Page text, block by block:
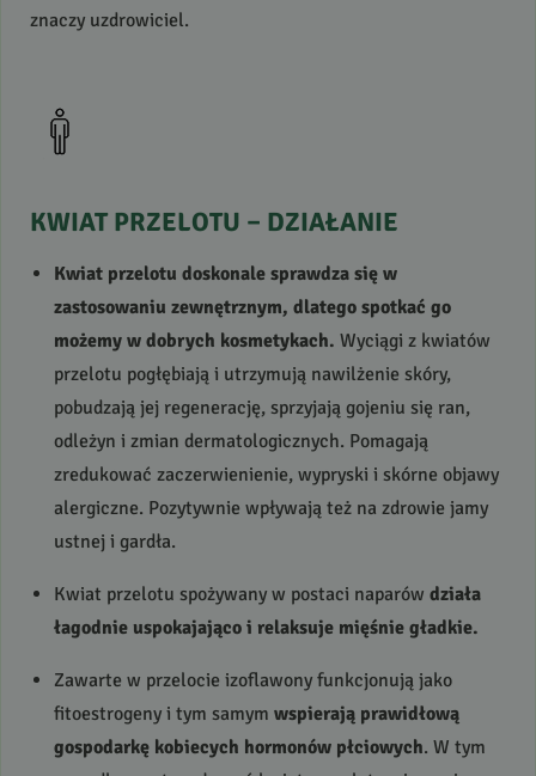
znaczy uzdrowiciel.
KWIAT PRZELOTU – DZIAŁANIE
Kwiat przelotu doskonale sprawdza się w
zastosowaniu zewnętrznym, dlatego spotkać go
możemy w dobrych kosmetykach. Wyciągi z kwiatów
przelotu pogłębiają i utrzymują nawilżenie skóry,
pobudzają jej regenerację, sprzyjają gojeniu się ran,
odleżyn i zmian dermatologicznych. Pomagają
zredukować zaczerwienienie, wypryski i skórne objawy
alergiczne. Pozytywnie wpływają też na zdrowie jamy
ustnej i gardła.
Kwiat przelotu spożywany w postaci naparów działa
łagodnie uspokajająco i relaksuje mięśnie gładkie.
Zawarte w przelocie izoflawony funkcjonują jako
fitoestrogeny i tym samym wspierają prawidłową
gospodarkę kobiecych hormonów płciowych. W tym